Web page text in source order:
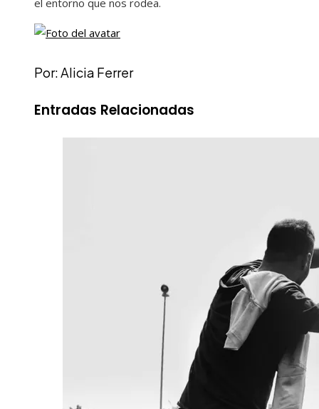
el entorno que nos rodea.
Por: Alicia Ferrer
Entradas Relacionadas